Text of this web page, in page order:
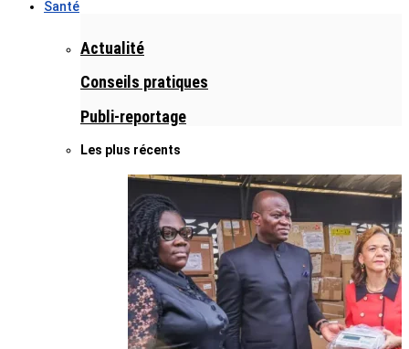
Santé
Actualité
Conseils pratiques
Publi-reportage
Les plus récents